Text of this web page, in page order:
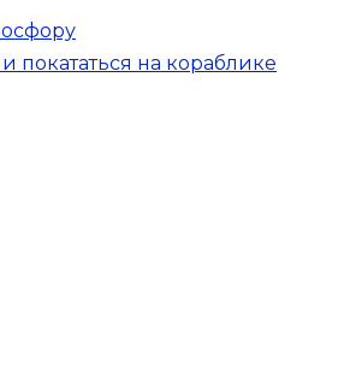
покататься на кораблике